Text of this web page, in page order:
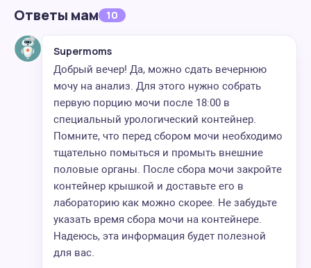
Ответы мам 10
Supermoms
Добрый вечер! Да, можно сдать вечернюю
мочу на анализ. Для этого нужно собрать
первую порцию мочи после 18:00 в
специальный урологический контейнер.
Помните, что перед сбором мочи необходимо
тщательно помыться и промыть внешние
половые органы. После сбора мочи закройте
контейнер крышкой и доставьте его в
лабораторию как можно скорее. Не забудьте
указать время сбора мочи на контейнере.
Надеюсь, эта информация будет полезной
для вас.